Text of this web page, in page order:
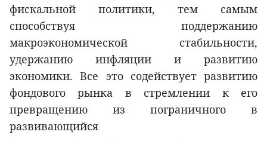
фискальной политики, тем самым
способствуя поддержанию
макроэкономической стабильности,
удержанию инфляции и развитию
экономики. Все это содействует развитию
фондового рынка в стремлении к его
превращению из пограничного в
развивающийся